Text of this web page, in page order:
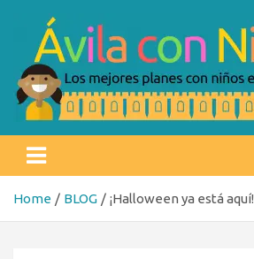
content
Ávila con niños
Home BLOG ¡Halloween ya está aquí!